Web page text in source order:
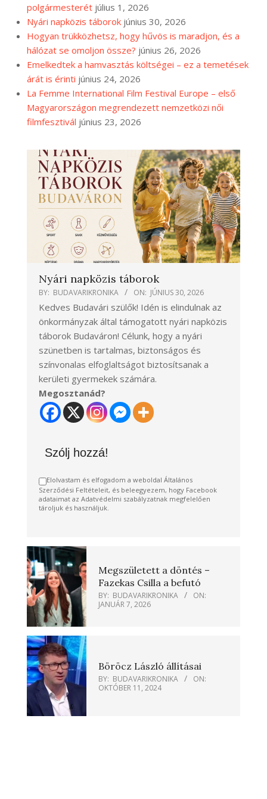
polgármesterét július 1, 2026
Nyári napközis táborok június 30, 2026
Hogyan trükközhetsz, hogy hűvös is maradjon, és a
hálózat se omoljon össze? június 26, 2026
Emelkedtek a hamvasztás költségei – ez a temetések
árát is érinti június 24, 2026
La Femme International Film Festival Europe – első
Magyarországon megrendezett nemzetközi női
filmfesztivál június 23, 2026
Nyári napközis táborok
BY: BUDAVARIKRONIKA ON: JÚNIUS 30, 2026
Kedves Budavári szülők! Idén is elindulnak az
önkormányzak által támogatott nyári napközis
táborok Budaváron! Célunk, hogy a nyári
szünetben is tartalmas, biztonságos és
színvonalas elfoglaltságot biztosítsanak a
kerületi gyermekek számára.
Megosztanád?
Szólj hozzá!
Elolvastam és elfogadom a weboldal Általános
Szerződési Feltételeit, és beleegyezem, hogy Facebook
adataimat az Adatvédelmi szabályzatnak megfelelően
tároljuk és használjuk.
Megszületett a döntés –
Fazekas Csilla a befutó
BY: BUDAVARIKRONIKA
ON:
JANUÁR 7, 2026
Böröcz László állításai
BY: BUDAVARIKRONIKA
ON:
OKTÓBER 11, 2024